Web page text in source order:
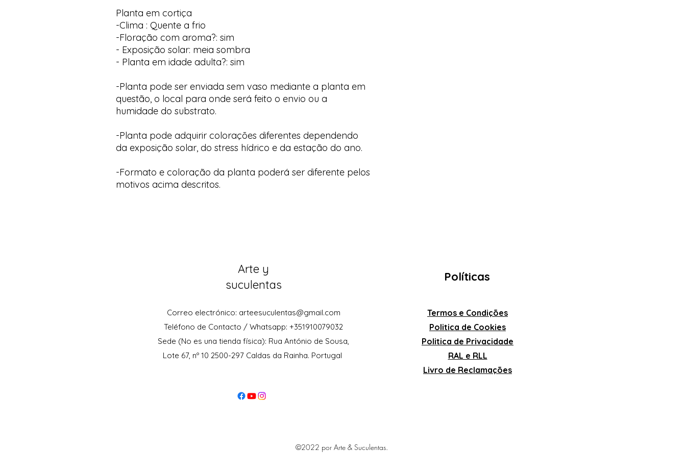
Planta em cortiça
-Clima : Quente a frio
-Floração com aroma?: sim
- Exposição solar: meia sombra
- Planta em idade adulta?: sim
-Planta pode ser enviada sem vaso mediante a planta em
questão, o local para onde será feito o envio ou a
humidade do substrato.
-Planta pode adquirir colorações diferentes dependendo
da exposição solar, do stress hídrico e da estação do ano.
-Formato e coloração da planta poderá ser diferente pelos
motivos acima descritos.
Arte y
suculentas
Correo electrónico: arteesuculentas@gmail.com
Teléfono de Contacto / Whatsapp: +351910079032
Sede (No es una tienda física): Rua António de Sousa,
Lote 67, nº 10 2500-297 Caldas da Rainha. Portugal
Políticas
Termos e Condições
Politica de Cookies
Politica de Privacidade
RAL e RLL
Livro de Reclamações
©2022 por Arte & Suculentas.